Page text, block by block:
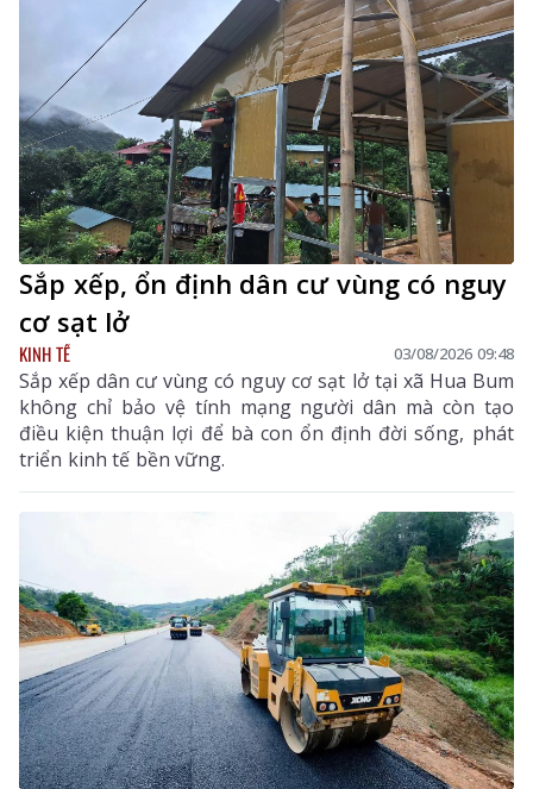
Sắp xếp, ổn định dân cư vùng có nguy
cơ sạt lở
KINH TẾ 03/08/2026 09:48
Sắp xếp dân cư vùng có nguy cơ sạt lở tại xã Hua Bum
không chỉ bảo vệ tính mạng người dân mà còn tạo
điều kiện thuận lợi để bà con ổn định đời sống, phát
triển kinh tế bền vững.